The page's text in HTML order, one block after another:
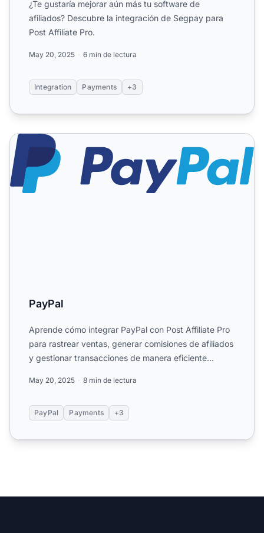
¿Te gustaría mejorar aún más tu software de
afiliados? Descubre la integración de Segpay para
Post Affiliate Pro.
May 20, 2025 6 min de lectura
Integration Payments +3
PayPal
PayPal
Aprende cómo integrar PayPal con Post Affiliate Pro
para rastrear ventas, generar comisiones de afiliados
y gestionar transacciones de manera eficiente
May 20, 2025 8 min de lectura
PayPal Payments +3